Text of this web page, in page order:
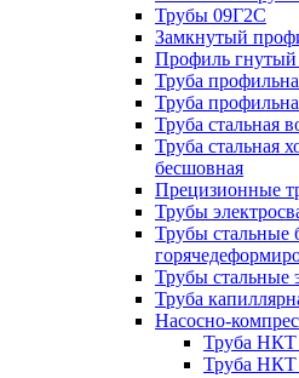
Трубы 09Г2С
Замкнутый
Профиль гнутый
Труба
Труба
Труба стальная
Труба стальная
бесшовная
Прецизионные
Трубы
Трубы стальные
Трубы стальные
Труба
Насосно-
Труба НКТ
Труба НКТ